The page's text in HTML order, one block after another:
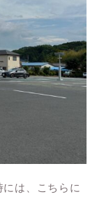
は、こちらに